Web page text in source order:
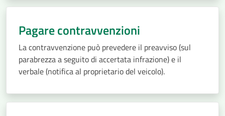
Pagare contravvenzioni
La contravvenzione può prevedere il preavviso (sul
parabrezza a seguito di accertata infrazione) e il
verbale (notifica al proprietario del veicolo).